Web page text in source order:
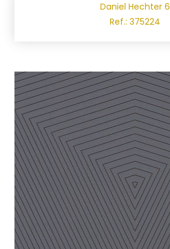
Daniel Hechter 6
Ref.: 375224